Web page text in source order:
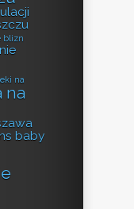
blizn
na
na
baby